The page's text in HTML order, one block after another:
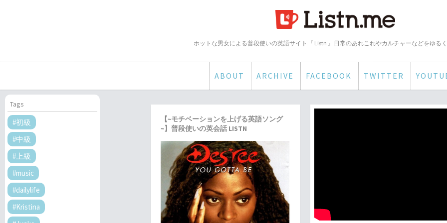
ホットな男女による普段使いの英語サイト『 Listn 』日常のあれこれやカルチャーなどをゆるく
ABOUT ARCHIVE FACEBOOK TWITTER
Tags
#初級
#中級
#上級
#music
#dailylife
#Kristina
【~モチベーションを上げる英語ソング
~】普段使いの英会話 LISTN